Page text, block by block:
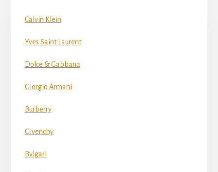
Calvin Klein
Yves Saint Laurent
Dolce & Gabbana
Giorgio Armani
Burberry
Givenchy
Bvlgari